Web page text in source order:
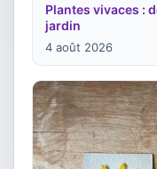
Plantes vivaces :
jardin
4 août 2026